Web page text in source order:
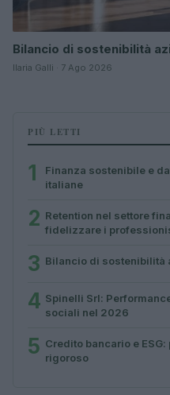
Bilancio di sostenibilità
Ilaria Galli · 7 Ago 2026
PIÙ LETTI
1
Finanza sostenibile e
italiane
2 Retention nel settore
fidelizzare i
3 Bilancio di sostenibilità
4 Spinelli Srl:
sociali nel 2026
5 Credito bancario e
rigoroso